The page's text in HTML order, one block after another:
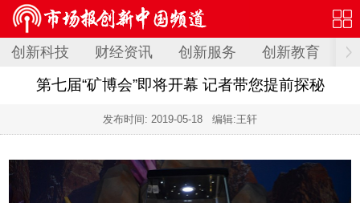
创新科技 财经资讯 创新服务 创新教育
第七届“矿博会”即将开幕 记者带您提前探秘
发布时间: 2019-05-18 编辑:王轩